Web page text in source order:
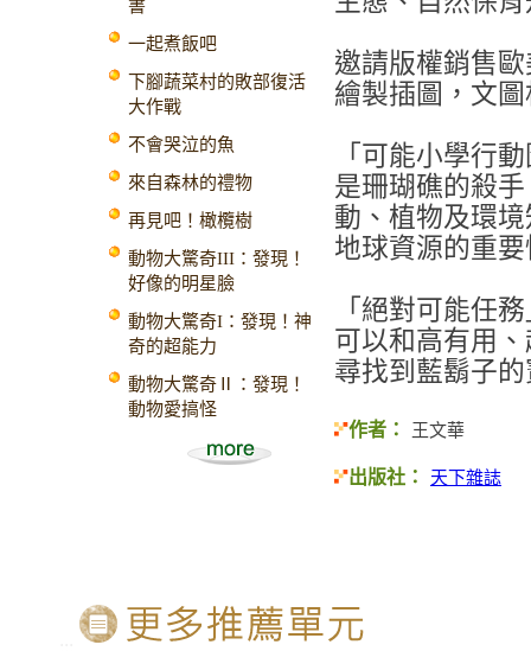
書
一起煮飯吧
下腳蔬菜村的敗部復活
大作戰
不會哭泣的魚
來自森林的禮物
再見吧！橄欖樹
動物大驚奇III：發現！
好像的明星臉
動物大驚奇I：發現！神
奇的超能力
動物大驚奇Ⅱ：發現！
動物愛搞怪
邀請版權銷售
繪製插圖，文
「可能小學行
是珊瑚礁的殺
動、植物及環
地球資源的重
「絕對可能任
可以和高有用
尋找到藍鬍子
作者： 王文華
出版社： 天下雜誌